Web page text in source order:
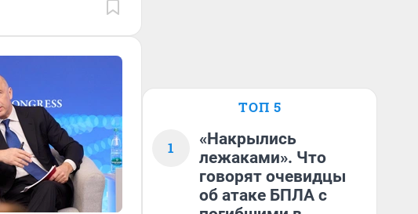
ТОП 5
1
«Накрылись
лежаками». Что
говорят очевидцы
об атаке БПЛА с